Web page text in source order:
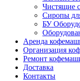
Чистящие
Сиропы
БУ
Аренда
Организация
Ремонт
Доставка
Контакты